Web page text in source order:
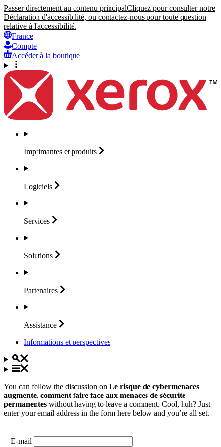
Passer directement au contenu principalCliquez pour consulter notre
Déclaration d'accessibilité, ou contactez-nous pour toute question
relative à l'accessibilité.
France
Compte
Accéder à la boutique
Imprimantes et produits
Logiciels
Services
Solutions
Partenaires
Assistance
Informations et perspectives
You can follow the discussion on Le risque de cybermenaces
augmente, comment faire face aux menaces de sécurité
permanentes without having to leave a comment. Cool, huh? Just
enter your email address in the form here below and you’re all set.
E-mail